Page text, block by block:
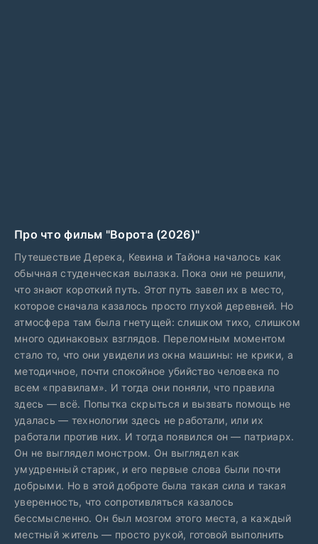
Про что фильм "Ворота (2026)"
Путешествие Дерека, Кевина и Тайона началось как
обычная студенческая вылазка. Пока они не решили,
что знают короткий путь. Этот путь завел их в место,
которое сначала казалось просто глухой деревней. Но
атмосфера там была гнетущей: слишком тихо, слишком
много одинаковых взглядов. Переломным моментом
стало то, что они увидели из окна машины: не крики, а
методичное, почти спокойное убийство человека по
всем «правилам». И тогда они поняли, что правила
здесь — всё. Попытка скрыться и вызвать помощь не
удалась — технологии здесь не работали, или их
работали против них. И тогда появился он — патриарх.
Он не выглядел монстром. Он выглядел как
умудренный старик, и его первые слова были почти
добрыми. Но в этой доброте была такая сила и такая
уверенность, что сопротивляться казалось
бессмысленно. Он был мозгом этого места, а каждый
местный житель — просто рукой, готовой выполнить